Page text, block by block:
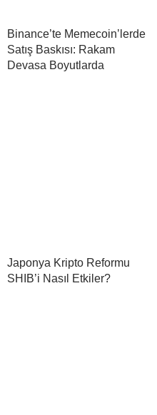
Binance’te Memecoin’lerde
Satış Baskısı: Rakam
Devasa Boyutlarda
Japonya Kripto Reformu
SHIB’i Nasıl Etkiler?